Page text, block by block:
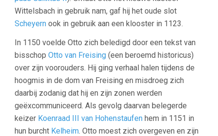
Wittelsbach in gebruik nam, gaf hij het oude slot
Scheyern ook in gebruik aan een klooster in 1123.
In 1150 voelde Otto zich beledigd door een tekst van
bisschop Otto van Freising (een beroemd historicus)
over zijn voorouders. Hij ging verhaal halen tijdens de
hoogmis in de dom van Freising en misdroeg zich
daarbij zodanig dat hij en zijn zonen werden
geëxcommuniceerd. Als gevolg daarvan belegerde
keizer Koenraad III van Hohenstaufen hem in 1151 in
hun burcht Kelheim. Otto moest zich overgeven en zijn